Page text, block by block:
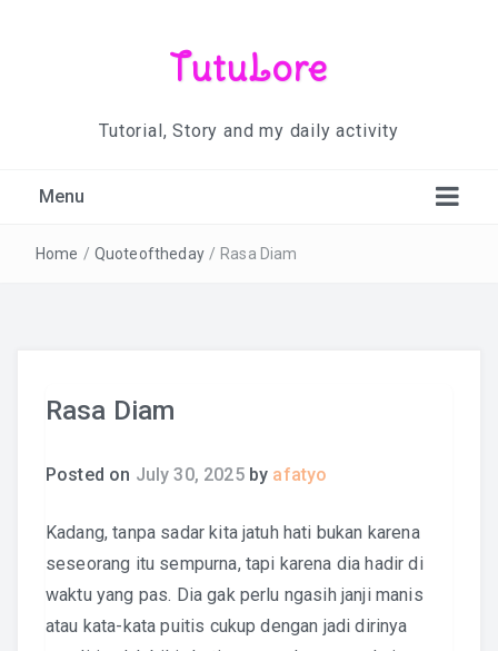
TutuLore
Tutorial, Story and my daily activity
Menu
Home / Quoteoftheday / Rasa Diam
Rasa Diam
Posted on July 30, 2025by afatyo
Kadang, tanpa sadar kita jatuh hati bukan karena
seseorang itu sempurna, tapi karena dia hadir di
waktu yang pas. Dia gak perlu ngasih janji manis
atau kata-kata puitis cukup dengan jadi dirinya